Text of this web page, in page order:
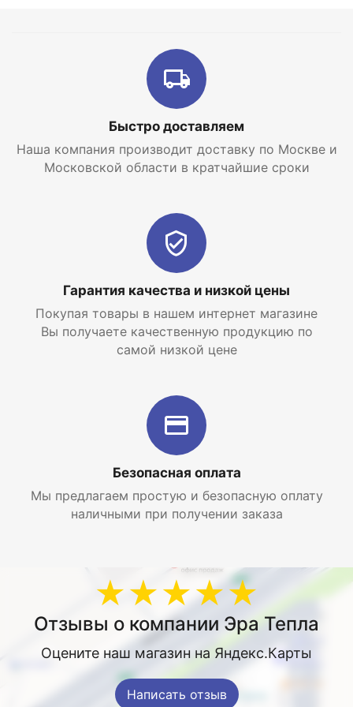
Быстро доставляем
Наша компания производит доставку по Москве и
Московской области в кратчайшие сроки
Гарантия качества и низкой цены
Покупая товары в нашем интернет магазине
Вы получаете качественную продукцию по
самой низкой цене
Безопасная оплата
Мы предлагаем простую и безопасную оплату
наличными при получении заказа
★★★★★
Отзывы о компании Эра Тепла
Оцените наш магазин на Яндекс.Карты
Написать отзыв